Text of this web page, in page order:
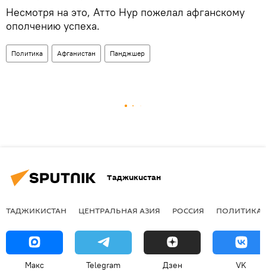
Несмотря на это, Атто Нур пожелал афганскому
ополчению успеха.
Политика Афганистан Панджшер
Таджикистан
ТАДЖИКИСТАН ЦЕНТРАЛЬНАЯ АЗИЯ РОССИЯ ПОЛИТИКА
Макс Telegram Дзен VK